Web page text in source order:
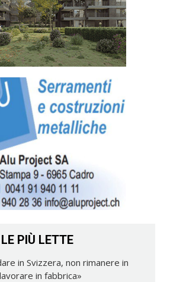
LE PIÙ LETTE
in Svizzera, non rimanere in
in fabbrica»